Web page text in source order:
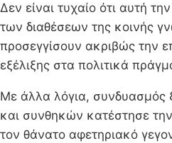
Δεν είναι τυχαίο ότι αυτή
των διαθέσεων της κοινής
προσεγγίσουν ακριβώς την
εξέλιξης στα πολιτικά
Με άλλα λόγια, συνδυασμός
και συνθηκών κατέστησε
τον θάνατο αφετηριακό